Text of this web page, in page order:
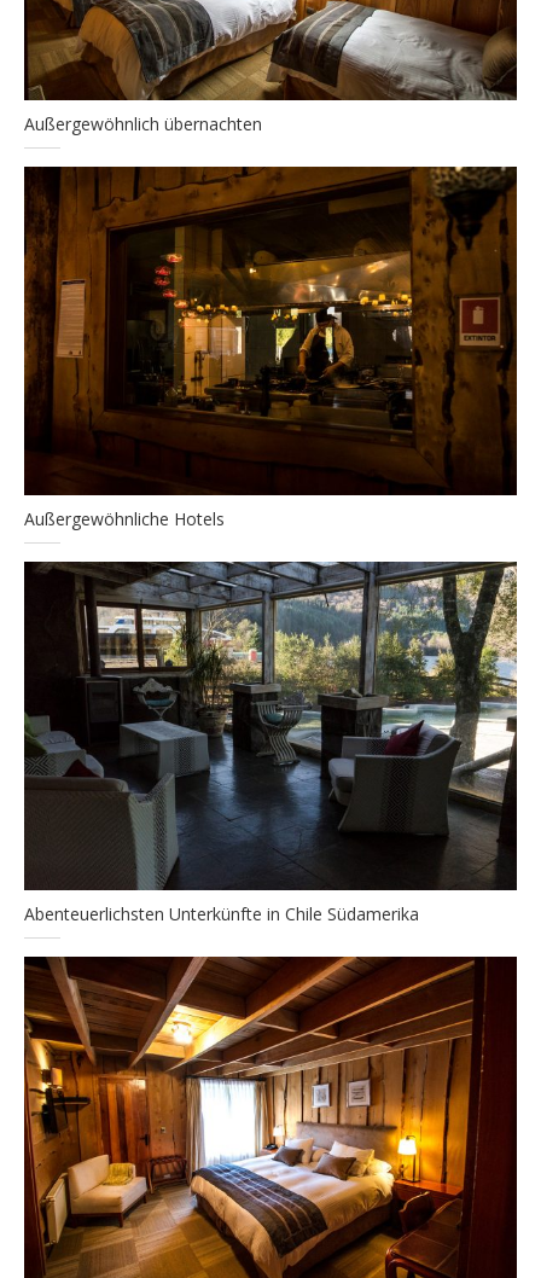
Außergewöhnlich übernachten
Außergewöhnliche Hotels
Abenteuerlichsten Unterkünfte in Chile Südamerika